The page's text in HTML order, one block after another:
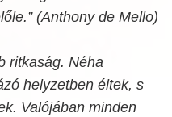
(Anthony de Mello)
ritkaság. Néha
helyzetben éltek, s
Valójában minden